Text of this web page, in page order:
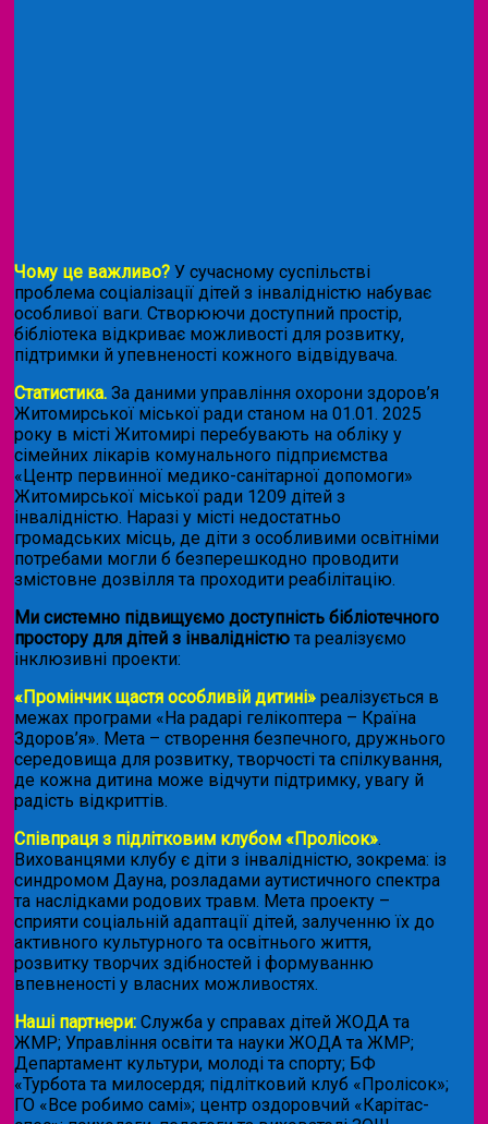
Чому це важливо? У сучасному суспільстві
проблема соціалізації дітей з інвалідністю набуває
особливої ваги. Створюючи доступний простір,
бібліотека відкриває можливості для розвитку,
підтримки й упевненості кожного відвідувача.
Статистика. За даними управління охорони здоров’я
Житомирської міської ради станом на 01.01. 2025
року в місті Житомирі перебувають на обліку у
сімейних лікарів комунального підприємства
«Центр первинної медико-санітарної допомоги»
Житомирської міської ради 1209 дітей з
інвалідністю. Наразі у місті недостатньо
громадських місць, де діти з особливими освітніми
потребами могли б безперешкодно проводити
змістовне дозвілля та проходити реабілітацію.
Ми системно підвищуємо доступність бібліотечного
простору для дітей з інвалідністю та реалізуємо
інклюзивні проекти:
«Промінчик щастя особливій дитині» реалізується в
межах програми «На радарі гелікоптера – Країна
Здоров’я». Мета – створення безпечного, дружнього
середовища для розвитку, творчості та спілкування,
де кожна дитина може відчути підтримку, увагу й
радість відкриттів.
Співпраця з підлітковим клубом «Пролісок».
Вихованцями клубу є діти з інвалідністю, зокрема: із
синдромом Дауна, розладами аутистичного спектра
та наслідками родових травм. Мета проекту –
сприяти соціальній адаптації дітей, залученню їх до
активного культурного та освітнього життя,
розвитку творчих здібностей і формуванню
впевненості у власних можливостях.
Наші партнери: Служба у справах дітей ЖОДА та
ЖМР; Управління освіти та науки ЖОДА та ЖМР;
Департамент культури, молоді та спорту; БФ
«Турбота та милосердя; підлітковий клуб «Пролісок»;
ГО «Все робимо самі»; центр оздоровчий «Карітас-